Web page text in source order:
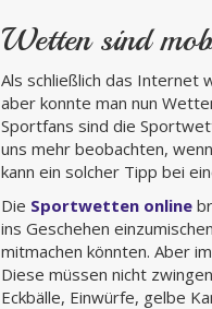
Wetten sind
Als schließlich das Internet
aber konnte man nun
Sportfans sind die
uns mehr beobachten,
kann ein solcher Tipp bei
Die Sportwetten online
ins Geschehen
mitmachen könnten. Aber
Diese müssen nicht
Eckbälle, Einwürfe, gelbe